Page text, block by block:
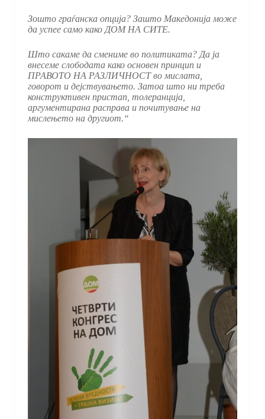
Зошто граѓанска опција? Зашто Македонија може
да успее само како ДОМ НА СИТЕ.
Што сакаме да смениме во политиката? Да ја
внесеме слободата како основен принцип и
ПРАВОТО НА РАЗЛИЧНОСТ во мислата,
говорот и дејствувањето. Затоа што ни треба
конструктивен пристап, толеранција,
аргументирана расправа и почитување на
мислењето на другиот.“